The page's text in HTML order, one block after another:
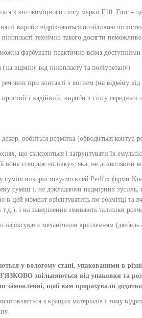
з високоміцного гіпсу марки Г10. Гіпс
вироби відрізняються особливою
технічно такого досягти
фарбувати практично всіма доступними
відміну від пінопласту та поліуретану)
при контакті з вогнем (на відміну від
і надійний: вироби з гіпсу середньої
робиться розмітка (обводиться контур
що склеюються і заґрунтувати їх
вона створює «плівку», яка, не дозволяючи
суміш використовуємо клей Perlfix фірми
суміш і, не докладаючи надмірних
цей момент орієнтуватись по розмітці та
т.д.), і на завершення змивають залишки
зафіксувати механічним кріпленням
у вологому стані, упакованими в
звільняються від упаковки та
замовленні, щоб вам прорахували
з кращих матеріалів і тому